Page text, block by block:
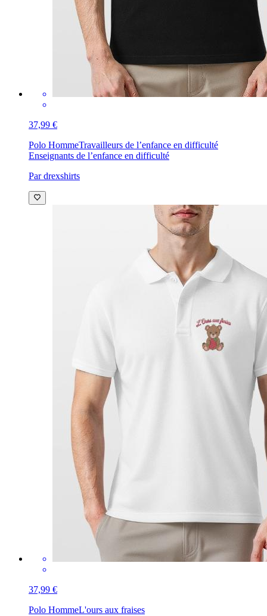
37,99 €
Polo HommeTravailleurs de l’enfance en difficulté
Enseignants de l’enfance en difficulté
Par drexshirts
37,99 €
Polo HommeL'ours aux fraises